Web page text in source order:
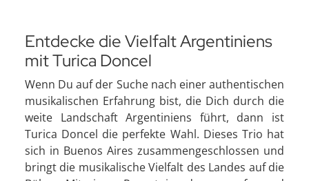
Entdecke die Vielfalt Argentiniens
mit Turica Doncel
Wenn Du auf der Suche nach einer authentischen
musikalischen Erfahrung bist, die Dich durch die
weite Landschaft Argentiniens führt, dann ist
Turica Doncel die perfekte Wahl. Dieses Trio hat
sich in Buenos Aires zusammengeschlossen und
bringt die musikalische Vielfalt des Landes auf die